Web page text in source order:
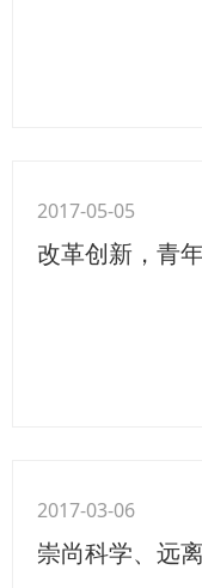
2017-05-05
改革创新，青年
2017-03-06
崇尚科学、远